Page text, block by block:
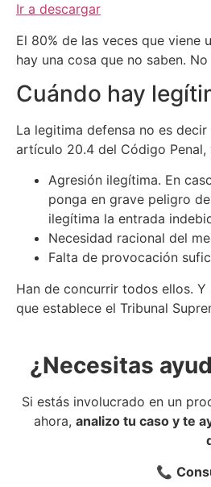
Ir a descargar
El 80% de las veces que viene
hay una cosa que no saben.
Cuándo hay
La legitima defensa no es
artículo 20.4 del Código
Agresión ilegítima. En
ponga en grave peligro
ilegítima la entrada
Necesidad racional del
Falta de provocación
Han de concurrir todos ellos.
que establece el Tribunal
¿Necesitas
Si estás involucrado en un
ahora, analizo tu caso y te
📞